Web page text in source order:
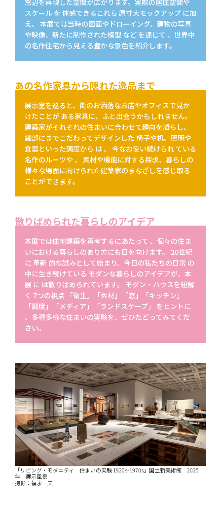
窓辺を再現した空間が広がります。実際の居住空間や
スケール を 体感できるこれら 原寸大モックアップ に加
え、 本展では当時の図面やドローイング、建物の写真
や映像、新たに制作された模型 など を通じて 、世界中
の名作住宅から見える豊かな景色を紹介します。
あの名作家具から隠れた逸品まで
展示室を巡ると、街のお洒落なお店やオフィスで見か
けたことが ある家具に、ふと出会うかもしれません。
建築家がそれぞれの住まいに合わせて趣向を凝らし、
細部にまでこだわってデザインした 椅子や机、照明や
食器といった調度から は 、 今なお使い続けられ ている
名作のルーツや 、 素材や機能に対する探求、暮らしの
様々な場面に向けられた建築家のまなざしを感じ取る
ことができます。
散りばめられた暮らしのアイデア
本展では住宅建築を再考するにあたって 、個々の住ま
いにおける暮らしのあり方にも目を向けます。 20世紀
に 革新 的な試みとして始まり、今日の私たちの日常 の
中に生き続けている モダンな暮らしのアイデアが、本
展 に は散りばめられています。 モダン・ハウスを紐解
く 7つの視点 「衛生」「素材」「窓」「キッチン」
「調度」「メディア」「ランドスケープ」 をヒントに
、多種多様な住まいの実験を、ぜひたどってみてくだ
さい。
「リビング・モダニティ 住まいの実験 1920s-1970s」国立新美術館 2025
年 展示風景
撮影：福永一夫